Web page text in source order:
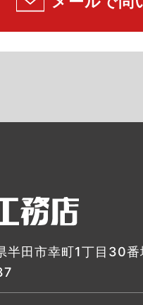
田市幸町1丁目30番